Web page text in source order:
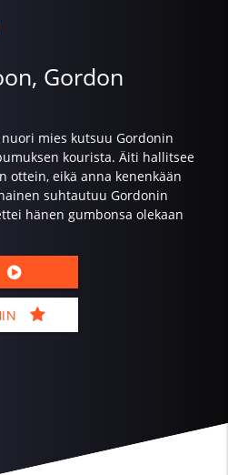
Gordon
mies kutsuu Gordonin
kourista. Äiti hallitsee
ottein, eikä anna kenenkään
suhtautuu Gordonin
hänen gumbonsa olekaan